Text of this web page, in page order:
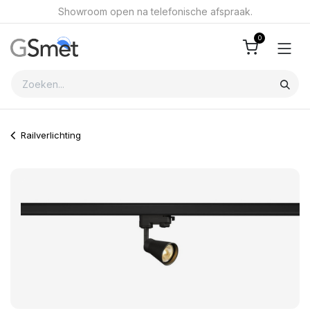
Overslaan naar inhoudShowroom open na telefonische afspraak.
0
Railverlichting